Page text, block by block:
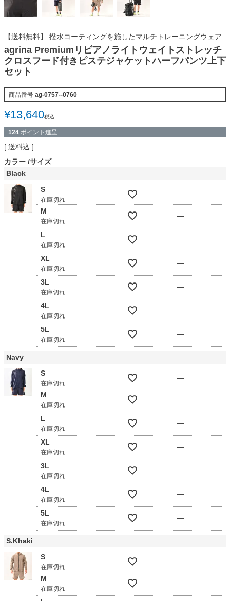
【送料無料】 撥水コーティングを施したマルチトレーニングウェア
agrina Premiumリビアノライトウェイトストレッチ
クロスフード付きピステジャケットハーフパンツ上下
セット
商品番号 ag-0757--0760
¥13,640税込
124 ポイント進呈
送料込
カラー サイズ
Black
S
在庫切れ
—
M
在庫切れ
—
L
在庫切れ
—
XL
在庫切れ
—
3L
在庫切れ
—
4L
在庫切れ
—
5L
在庫切れ
—
Navy
S
在庫切れ
—
M
在庫切れ
—
L
在庫切れ
—
XL
在庫切れ
—
3L
在庫切れ
—
4L
在庫切れ
—
5L
在庫切れ
—
S.Khaki
S
在庫切れ
—
M
在庫切れ
—